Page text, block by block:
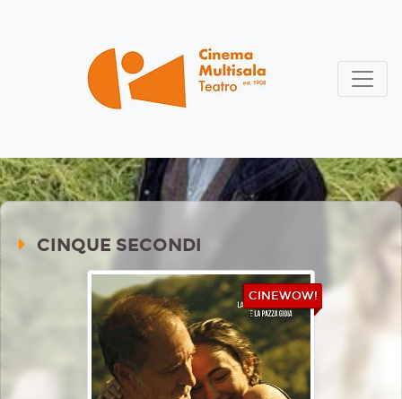
CINQUE SECONDI
CINEWOW!